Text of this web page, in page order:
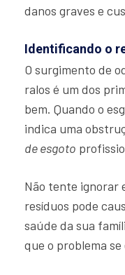
danos graves e
Identificando o
O surgimento de
ralos é um dos
bem. Quando o
indica uma
de esgoto
Não tente ignorar
resíduos pode
saúde da sua
que o problema